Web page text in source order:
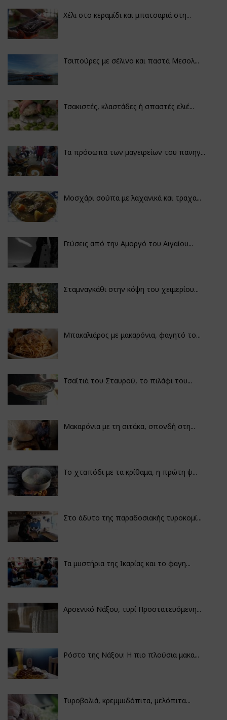
Χέλι στο κεραμίδι και μπατσαριά στη...
Τσιπούρες με σέλινο και παστά Μεσολ...
Τσακιστές, κλαστάδες ή σπαστές ελιέ...
Τα πρόσωπα των μαγειρείων του πανηγ...
Μοσχάρι σούπα με λαχανικά και τραχα...
Γεύσεις από την Αμοργό του Αιγαίου...
Σταμναγκάθι στην κόψη του χειμερίου...
Μπακαλιάρος με μακαρόνια, φαγητό το...
Τσαϊτιά του Σταυρού, το πιλάφι του...
Μακαρόνια με τη σιτάκα, σπονδή στη...
Το χταπόδι με τα κρίθαμα, η πρώτη ψ...
Στο άδυτο της παραδοσιακής τυροκομί...
Τα μυστήρια της Ικαρίας και το φαγη...
Αρσενικό Νάξου, τυρί Προστατευόμενη...
Ρόστο της Νάξου: Η πιο πλούσια μακα...
Τυροβολιά, κρεμμυδόπιτα, μελόπιτα...